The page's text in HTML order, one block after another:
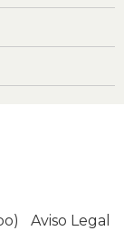
Aviso Legal